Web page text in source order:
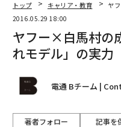
トップ キャリア・教育
ヤ
2016.05.29 18:00
ヤフー×白馬村の
れモデル」の実力
電通 Bチーム |
著者フォロー 記事を